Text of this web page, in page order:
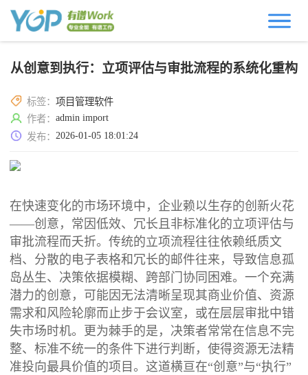
从创意到执行：立项评估与审批流程的系统化重构
标签：项目管理软件
作者：admin import
发布：2026-01-05 18:01:24
在快速变化的市场环境中，企业赖以生存的创新火花
——创意，常因低效、冗长且非标准化的立项评估与
审批流程而夭折。传统的立项流程往往依赖纸质文
档、分散的电子表格和冗长的邮件往来，导致信息孤
岛丛生、决策依据模糊、跨部门协同困难。一个充满
潜力的创意，可能因无法清晰呈现其商业价值、资源
需求和风险轮廓而止步于会议室，或在层层审批中错
失市场时机。更为棘手的是，决策者常常在信息不完
整、标准不统一的条件下进行判断，使得资源无法精
准投向最具价值的项目。这道横亘在“创意”与“执行”